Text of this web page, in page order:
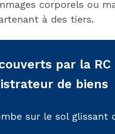
corporels ou
à des tiers.
par la RC
de biens
sur le sol glissant